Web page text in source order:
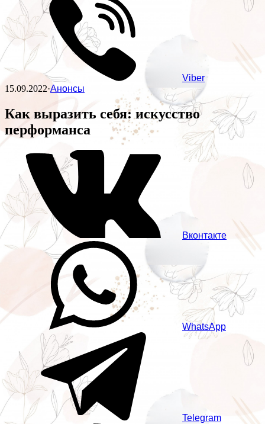
Viber
15.09.2022·Анонсы
Как выразить себя: искусство
перформанса
Вконтакте
WhatsApp
Telegram